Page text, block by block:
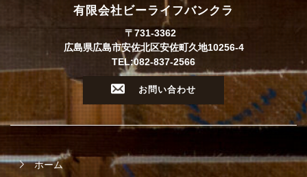
有限会社ビーライフバンクラ
〒731-3362
広島県広島市安佐北区安佐町久地10256-4
TEL:082-837-2566
お問い合わせ
ホーム